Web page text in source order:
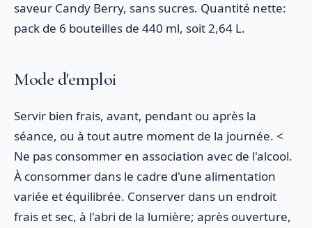
saveur Candy Berry, sans sucres. Quantité nette:
pack de 6 bouteilles de 440 ml, soit 2,64 L.
Mode d'emploi
Servir bien frais, avant, pendant ou après la
séance, ou à tout autre moment de la journée. <
Ne pas consommer en association avec de l'alcool.
À consommer dans le cadre d'une alimentation
variée et équilibrée. Conserver dans un endroit
frais et sec, à l'abri de la lumière; après ouverture,